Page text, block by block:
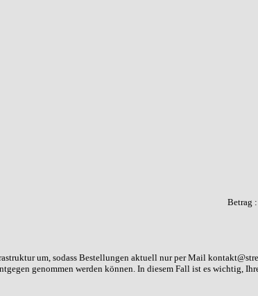
Betrag :
um, sodass Bestellungen aktuell nur per Mail
genommen werden können. In diesem Fall ist es wichtig,